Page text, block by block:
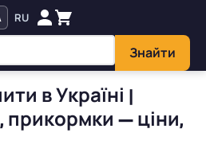
Знайти
RU
в Україні |
прикормки — ціни,